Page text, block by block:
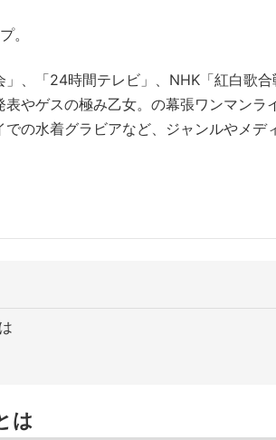
。
」、「24時間テレビ」、NHK「紅白歌
やゲスの極み乙女。の幕張ワンマンラ
での水着グラビアなど、ジャンルやメデ
は